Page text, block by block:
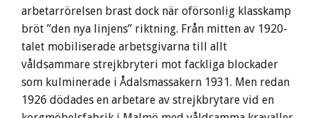
arbetarrörelsen brast dock när oförsonlig klasskamp
bröt ”den nya linjens” riktning. Från mitten av 1920-
talet mobiliserade arbetsgivarna till allt
våldsammare strejkbryteri mot fackliga blockader
som kulminerade i Ådalsmassakern 1931. Men redan
1926 dödades en arbetare av strejkbrytare vid en